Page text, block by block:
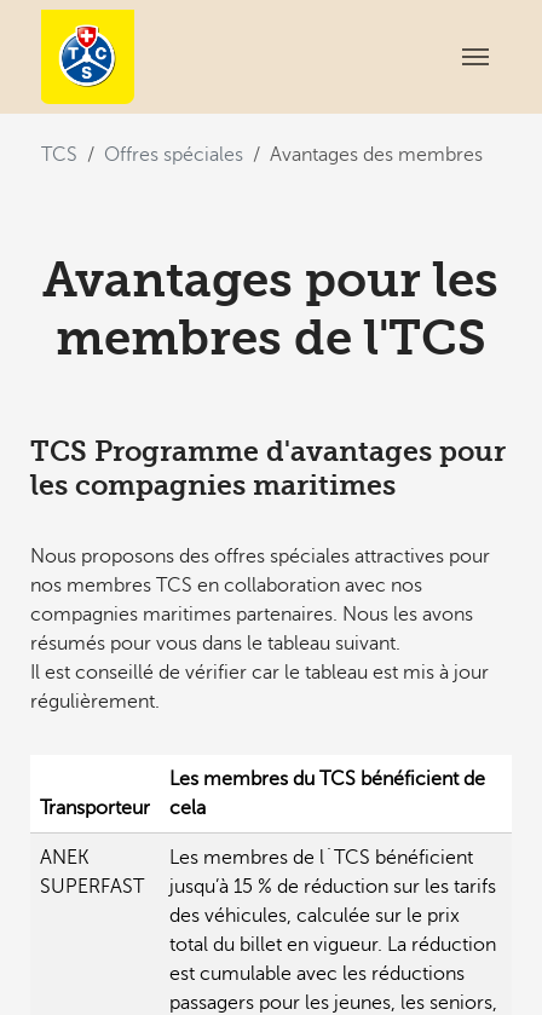
TCS Offres spéciales Avantages des membres
Avantages pour les
membres de l'TCS
TCS Programme d'avantages pour
les compagnies maritimes
Nous proposons des offres spéciales attractives pour
nos membres TCS en collaboration avec nos
compagnies maritimes partenaires. Nous les avons
résumés pour vous dans le tableau suivant.
Il est conseillé de vérifier car le tableau est mis à jour
régulièrement.
Transporteur
Les membres du TCS bénéficient de
cela
ANEK
SUPERFAST
Les membres de l´TCS bénéficient
jusqu’à 15 % de réduction sur les tarifs
des véhicules, calculée sur le prix
total du billet en vigueur. La réduction
est cumulable avec les réductions
passagers pour les jeunes, les seniors,